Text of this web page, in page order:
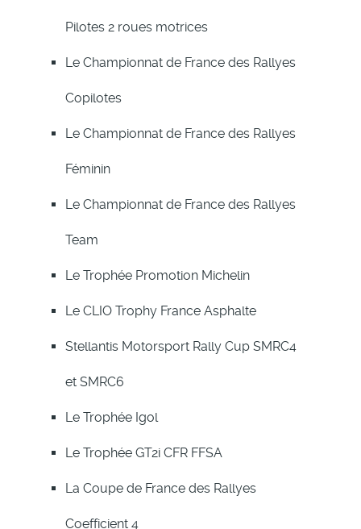
Pilotes 2 roues motrices
Le Championnat de France des Rallyes
Copilotes
Le Championnat de France des Rallyes
Féminin
Le Championnat de France des Rallyes
Team
Le Trophée Promotion Michelin
Le CLIO Trophy France Asphalte
Stellantis Motorsport Rally Cup SMRC4
et SMRC6
Le Trophée Igol
Le Trophée GT2i CFR FFSA
La Coupe de France des Rallyes
Coefficient 4